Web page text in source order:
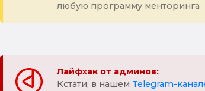
любую программу менторинга
Лайфхак от админов:
Кстати, в нашем Telegram-